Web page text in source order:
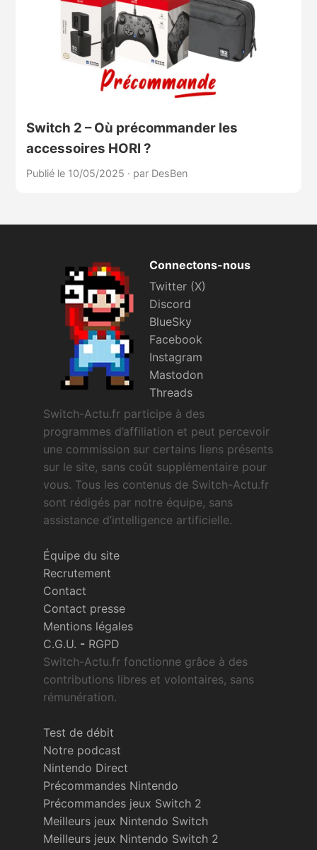
Switch 2 – Où précommander les
accessoires HORI ?
Publié le 10/05/2025 · par DesBen
Connectons-nous
Twitter (X)
Discord
BlueSky
Facebook
Instagram
Mastodon
Threads
Switch-Actu.fr participe à des
programmes d’affiliation et peut percevoir
une commission sur certains liens présents
sur le site, sans coût supplémentaire pour
vous. Tous les contenus de Switch-Actu.fr
sont rédigés par notre équipe, sans
assistance d’intelligence artificielle.
Équipe du site
Recrutement
Contact
Contact presse
Mentions légales
C.G.U. - RGPD
Switch-Actu.fr fonctionne grâce à des
contributions libres et volontaires, sans
rémunération.
Test de débit
Notre podcast
Nintendo Direct
Précommandes Nintendo
Précommandes jeux Switch 2
Meilleurs jeux Nintendo Switch
Meilleurs jeux Nintendo Switch 2